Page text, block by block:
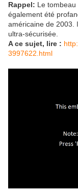
Rappel: Le tombeau
également été
américaine de 2003.
ultra-sécurisée.
A ce sujet, lire :
3997622.html